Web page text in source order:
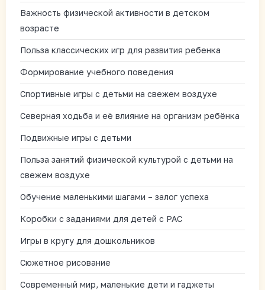
Важность физической активности в детском
возрасте
Польза классических игр для развития ребенка
Формирование учебного поведения
Спортивные игры с детьми на свежем воздухе
Северная ходьба и её влияние на организм ребёнка
Подвижные игры с детьми
Польза занятий физической культурой с детьми на
свежем воздухе
Обучение маленькими шагами – залог успеха
Коробки с заданиями для детей с РАС
Игры в кругу для дошкольников
Сюжетное рисование
Современный мир, маленькие дети и гаджеты